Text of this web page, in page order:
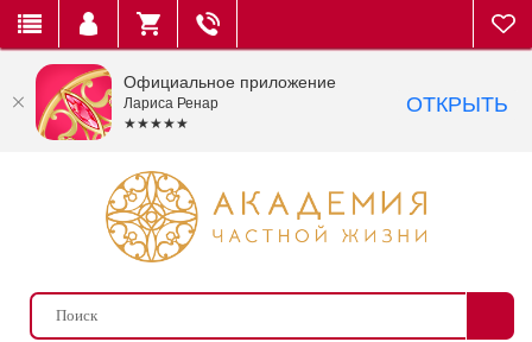
Официальное приложение
Лариса Ренар
★★★★★
ОТКРЫТЬ